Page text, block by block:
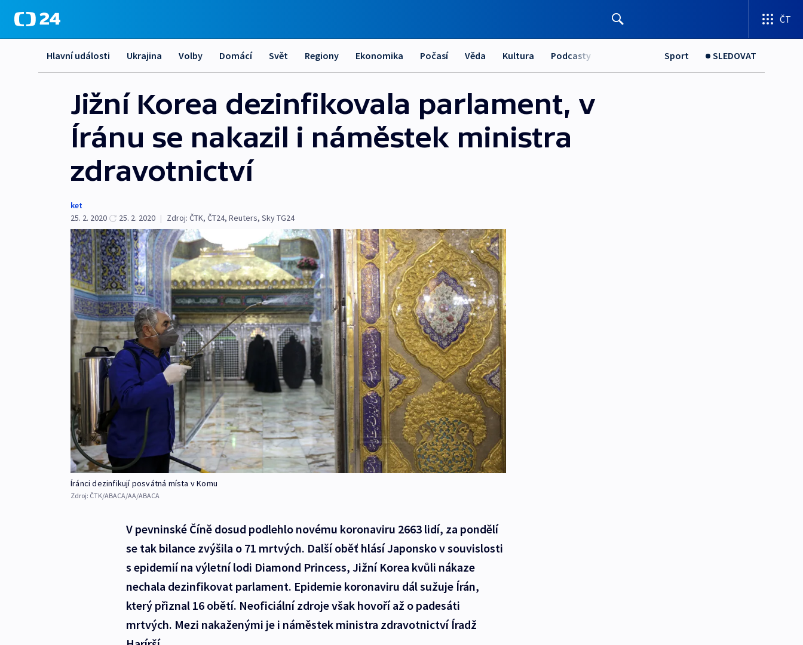
ČT
Hlavní události Ukrajina Volby Domácí Svět Regiony Ekonomika Počasí Věda Kultura Podcasty Sport SLEDOVAT
Jižní Korea dezinfikovala parlament, v
Íránu se nakazil i náměstek ministra
zdravotnictví
ket
25. 2. 2020
25. 2. 2020 | Zdroj: ČTK, ČT24, Reuters, Sky TG24
Íránci dezinfikují posvátná místa v Komu
Zdroj: ČTK/ABACA/AA/ABACA
V pevninské Číně dosud podlehlo novému koronaviru 2663 lidí, za pondělí
se tak bilance zvýšila o 71 mrtvých. Další oběť hlásí Japonsko v souvislosti
s epidemií na výletní lodi Diamond Princess, Jižní Korea kvůli nákaze
nechala dezinfikovat parlament. Epidemie koronaviru dál sužuje Írán,
který přiznal 16 obětí. Neoficiální zdroje však hovoří až o padesáti
mrtvých. Mezi nakaženými je i náměstek ministra zdravotnictví Íradž